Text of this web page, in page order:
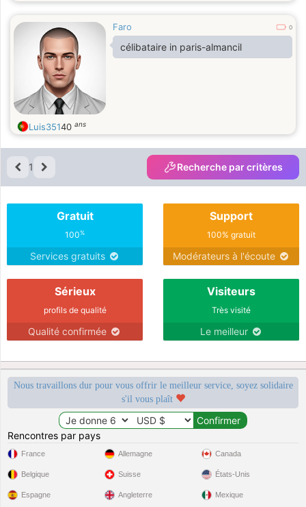
Faro 0
célibataire in paris-almancil
Luis35140 ans
1 Recherche par critères
Gratuit
100%
Services gratuits
Support
100% gratuit
Modérateurs à l'écoute
Sérieux
profils de qualité
Qualité confirmée
Visiteurs
Très visité
Le meilleur
Nous travaillons dur pour vous offrir le meilleur service, soyez solidaire
s'il vous plaît
Rencontres par pays
France
Belgique
Espagne
Allemagne
Suisse
Angleterre
Canada
États-Unis
Mexique